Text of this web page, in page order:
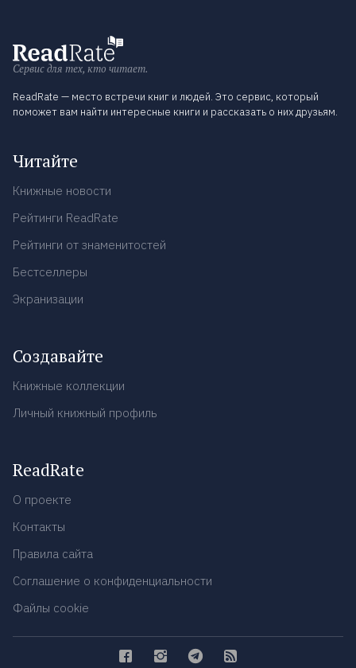
Сервис для тех, кто читает.
ReadRate — место встречи книг и людей. Это сервис, который
поможет вам найти интересные книги и рассказать о них друзьям.
Читайте
Книжные новости
Рейтинги ReadRate
Рейтинги от знаменитостей
Бестселлеры
Экранизации
Создавайте
Книжные коллекции
Личный книжный профиль
ReadRate
О проекте
Контакты
Правила сайта
Соглашение о конфиденциальности
Файлы cookie